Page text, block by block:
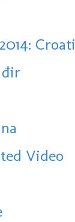
đir
Video